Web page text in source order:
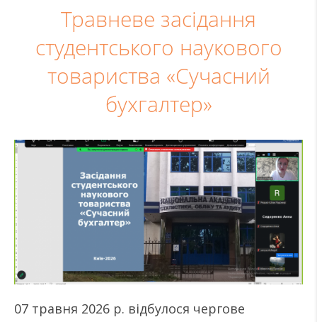
Травневе засідання
студентського наукового
товариства «Сучасний
бухгалтер»
07 травня 2026 р. відбулося чергове